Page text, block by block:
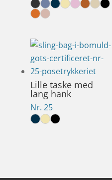
Lille taske med
lang hank
Nr. 25